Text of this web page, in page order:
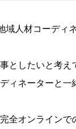
人材コーディ
としたいと考
ィネーターと
全オンライン